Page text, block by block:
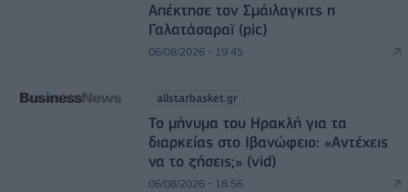
Απέκτησε τον Σμάιλαγκιτς η
Γαλατάσαραϊ (pic)
06/08/2026 - 19:45
allstarbasket.gr
Το μήνυμα του Ηρακλή για τα
διαρκείας στο Ιβανώφειο: «Αντέχεις
να το ζήσεις;» (vid)
06/08/2026 - 18:56